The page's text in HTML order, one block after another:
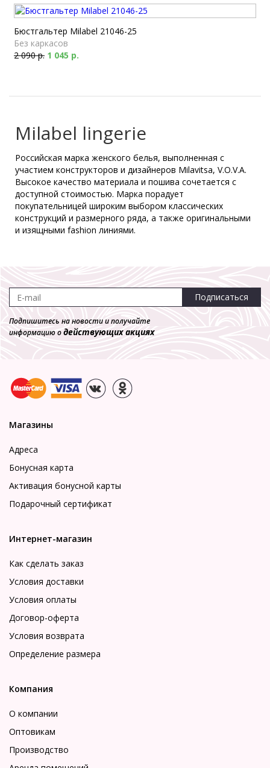
Бюстгальтер Milabel 21046-25
Без каркасов
2 090 р. 1 045 р.
Milabel lingerie
Российская марка женского белья, выполненная с
участием конструкторов и дизайнеров Milavitsa, V.O.V.A.
Высокое качество материала и пошива сочетается с
доступной стоимостью. Марка порадует
покупательницей широким выбором классических
конструкций и размерного ряда, а также оригинальными
и изящными fashion линиями.
Подписаться
Подпишитесь на новости и получайте
информацию одействующих акциях
Магазины
Адреса
Бонусная карта
Активация бонусной карты
Подарочный сертификат
Интернет-магазин
Как сделать заказ
Условия доставки
Условия оплаты
Договор-оферта
Условия возврата
Определение размера
Компания
О компании
Оптовикам
Производство